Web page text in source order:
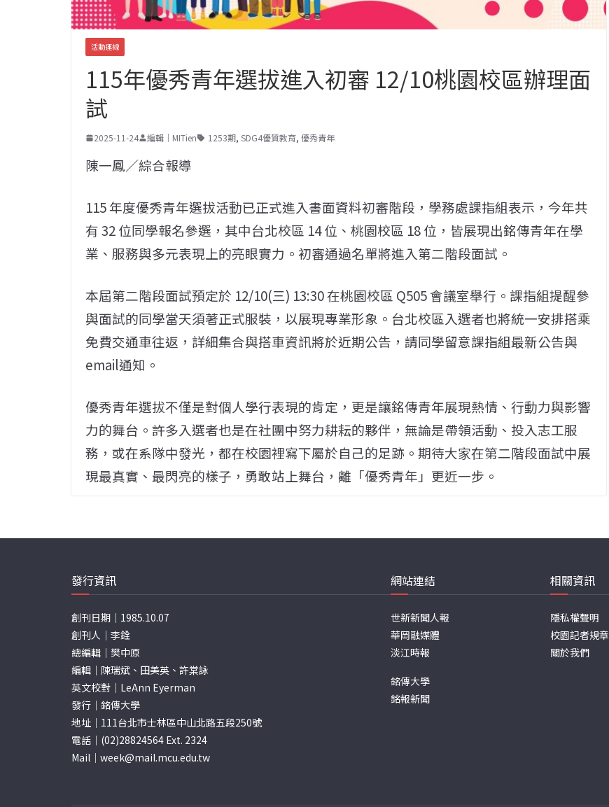
活動連線
115年優秀青年選拔進入初審 12/10桃園校區辦理面
試
2025-11-24 編輯｜MITien 1253期, SDG4優質教育, 優秀青年
陳一鳳／綜合報導
115 年度優秀青年選拔活動已正式進入書面資料初審階段，學務處課指組表示，今年共
有 32 位同學報名參選，其中台北校區 14 位、桃園校區 18 位，皆展現出銘傳青年在學
業、服務與多元表現上的亮眼實力。初審通過名單將進入第二階段面試。
本屆第二階段面試預定於 12/10(三) 13:30 在桃園校區 Q505 會議室舉行。課指組提醒參
與面試的同學當天須著正式服裝，以展現專業形象。台北校區入選者也將統一安排搭乘
免費交通車往返，詳細集合與搭車資訊將於近期公告，請同學留意課指組最新公告與
email通知。
優秀青年選拔不僅是對個人學行表現的肯定，更是讓銘傳青年展現熱情、行動力與影響
力的舞台。許多入選者也是在社團中努力耕耘的夥伴，無論是帶領活動、投入志工服
務，或在系隊中發光，都在校園裡寫下屬於自己的足跡。期待大家在第二階段面試中展
現最真實、最閃亮的樣子，勇敢站上舞台，離「優秀青年」更近一步。
發行資訊
創刊日期｜1985.10.07
創刊人｜李銓
總編輯｜樊中原
編輯｜陳瑞斌、田美英、許棠詠
英文校對｜LeAnn Eyerman
發行｜銘傳大學
地址｜111台北市士林區中山北路五段250號
電話｜(02)28824564 Ext. 2324
Mail｜ week@mail.mcu.edu.tw
網站連結
世新新聞人報
華岡融媒體
淡江時報
銘傳大學
銘報新聞
相關資訊
隱私權聲明
校園記者規章
關於我們